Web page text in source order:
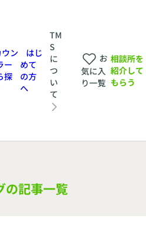
ウン
ー
探
はじ
めて
の方
へ
TM
S
に
つ
い
て
お
気に入
り一覧
相談所を
紹介して
もらう
の記事一覧